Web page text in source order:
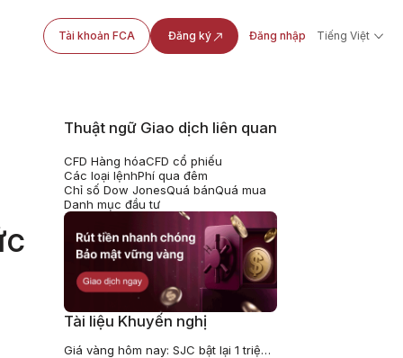
Tài khoản FCA Đăng ký Đăng nhập Tiếng Việt
Thuật ngữ Giao dịch liên quan
CFD Hàng hóaCFD cổ phiếu
Các loại lệnhPhí qua đêm
Chỉ số Dow JonesQuá bánQuá mua
Danh mục đầu tư
Tài liệu Khuyến nghị
Giá vàng hôm nay: SJC bật lại 1 triệu đồng, cao hơn thế giới gần 20 triệu